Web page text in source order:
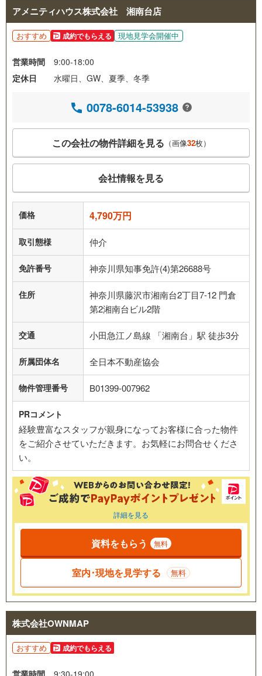
アメニティハウス株式会社 湘南台店
おすすめ 成約でもらえる 現地見学会開催中
営業時間
9:00-18:00
定休日
水曜日、GW、夏季、冬季
0078-6014-53938
この会社の物件詳細を見る （画像32枚）
会社情報を見る
価格 4,790万円
取引態様 仲介
免許番号 神奈川県知事免許(4)第26688号
住所
神奈川県藤沢市湘南台2丁目7-12 門倉
第2湘南台ビル2階
交通 小田急江ノ島線 「湘南台」駅 徒歩3分
所属団体名 全日本不動産協会
物件管理番号 B01399-007962
PRコメント
経験豊富なスタッフが親身になってお客様に合った物件
をご紹介させていただきます。お気軽にお問合せくださ
い。
詳細を見る
資料をもらう 無料
室内･現地を見学する 無料
株式会社OWNMAP
おすすめ 成約でもらえる
営業時間 9:30-19:00